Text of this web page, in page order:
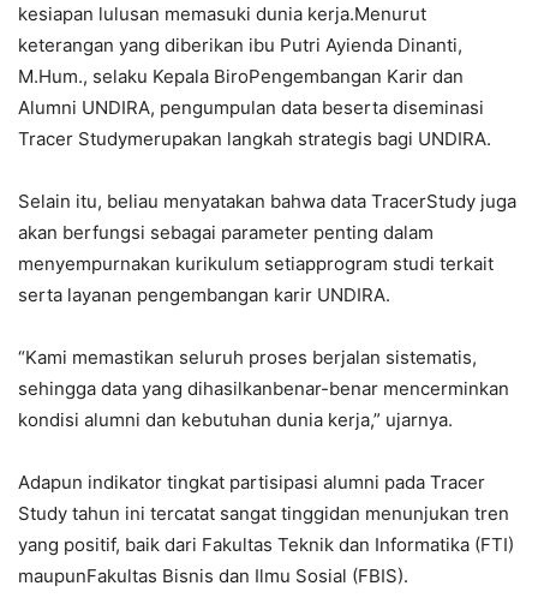
kesiapan lulusan memasuki dunia kerja.Menurut
keterangan yang diberikan ibu Putri Ayienda Dinanti,
M.Hum., selaku Kepala BiroPengembangan Karir dan
Alumni UNDIRA, pengumpulan data beserta diseminasi
Tracer Studymerupakan langkah strategis bagi UNDIRA.
Selain itu, beliau menyatakan bahwa data TracerStudy juga
akan berfungsi sebagai parameter penting dalam
menyempurnakan kurikulum setiapprogram studi terkait
serta layanan pengembangan karir UNDIRA.
“Kami memastikan seluruh proses berjalan sistematis,
sehingga data yang dihasilkanbenar-benar mencerminkan
kondisi alumni dan kebutuhan dunia kerja,” ujarnya.
Adapun indikator tingkat partisipasi alumni pada Tracer
Study tahun ini tercatat sangat tinggidan menunjukan tren
yang positif, baik dari Fakultas Teknik dan Informatika (FTI)
maupunFakultas Bisnis dan Ilmu Sosial (FBIS).